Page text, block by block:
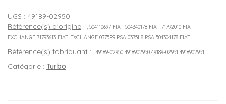
UGS : 49189-02950
Référence(s) d'origine : , 504110697 FIAT 504340178 FIAT 71792010 FIAT
EXCHANGE 71793613 FIAT EXCHANGE 0375P9 PSA 0375L8 PSA 504304178 FIAT
Référence(s) fabriquant : , 49189-02950 4918902950 49189-02951 4918902951
Catégorie : Turbo